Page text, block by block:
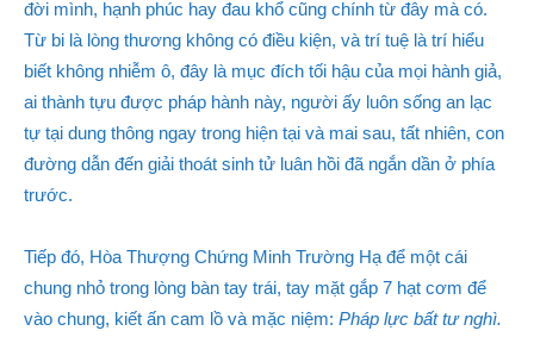
đời mình, hạnh phúc hay đau khổ cũng chính từ đây mà có.
Từ bi là lòng thương không có điều kiện, và trí tuệ là trí hiểu
biết không nhiễm ô, đây là mục đích tối hậu của mọi hành giả,
ai thành tựu được pháp hành này, người ấy luôn sống an lạc
tự tại dung thông ngay trong hiện tại và mai sau, tất nhiên, con
đường dẫn đến giải thoát sinh tử luân hồi đã ngắn dần ở phía
trước.
Tiếp đó, Hòa Thượng Chứng Minh Trường Hạ để một cái
chung nhỏ trong lòng bàn tay trái, tay mặt gắp 7 hạt cơm để
vào chung, kiết ấn cam lồ và mặc niệm: Pháp lực bất tư nghì.